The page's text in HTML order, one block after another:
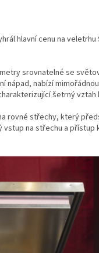
hlavní cenu na veletrhu
srovnatelné se
nabízí
šetrný
rovné střechy, který
na střechu a